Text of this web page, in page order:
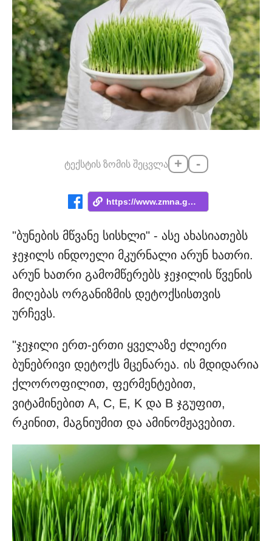
ტექსტის ზომის შეცვლა + -
https://www.zmna.ge/news/khels-utsyobs-t...
"ბუნების მწვანე სისხლი" - ასე ახასიათებს
ჯეჯილს ინდოელი მკურნალი არუნ ხათრი.
არუნ ხათრი გამომწერებს ჯეჯილის წვენის
მიღებას ორგანიზმის დეტოქსისთვის
ურჩევს.
"ჯეჯილი ერთ-ერთი ყველაზე ძლიერი
ბუნებრივი დეტოქს მცენარეა. ის მდიდარია
ქლოროფილით, ფერმენტებით,
ვიტამინებით A, C, E, K და B ჯგუფით,
რკინით, მაგნიუმით და ამინომჟავებით.